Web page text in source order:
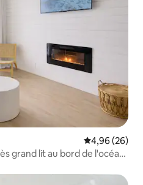
Note
4,96 (26)
grand lit au bord de l'océan